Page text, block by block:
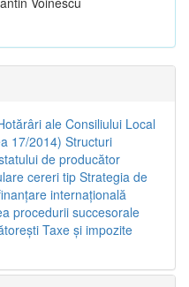
ale Consiliului Local
17/2014) Structuri
de producător
cereri tipStrategia de
internaţională
procedurii succesorale
Taxe şi impozite